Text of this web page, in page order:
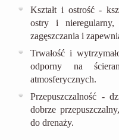
Kształt i ostrość -
ostry i
zagęszczania i
Trwałość i
odporny na
atmosferycznych.
Przepuszczalność -
dobrze
do drenaży.